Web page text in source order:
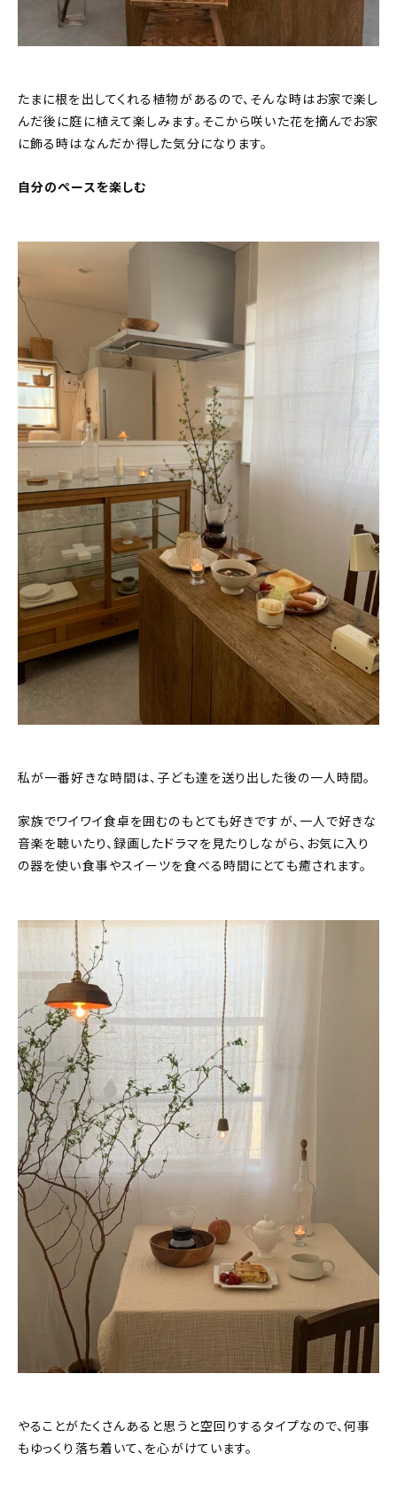
たまに根を出してくれる植物があるので、そんな時はお家で楽し
んだ後に庭に植えて楽しみます。そこから咲いた花を摘んでお家
に飾る時はなんだか得した気分になります。
自分のペースを楽しむ
私が一番好きな時間は、子ども達を送り出した後の一人時間。
家族でワイワイ食卓を囲むのもとても好きですが、一人で好きな
音楽を聴いたり、録画したドラマを見たりしながら、お気に入り
の器を使い食事やスイーツを食べる時間にとても癒されます。
やることがたくさんあると思うと空回りするタイプなので、何事
もゆっくり落ち着いて、を心がけています。